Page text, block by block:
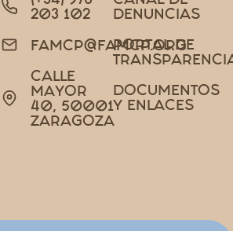
203 102
FAMCP@FAMCP.ORG
CALLE
MAYOR
40, 50001
ZARAGOZA
DENUNCIAS
PORTAL DE
DOCUMENTOS
Y ENLACES